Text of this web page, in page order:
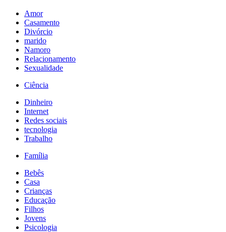
Amor
Casamento
Divórcio
marido
Namoro
Relacionamento
Sexualidade
Ciência
Dinheiro
Internet
Redes sociais
tecnologia
Trabalho
Família
Bebês
Casa
Crianças
Educação
Filhos
Jovens
Psicologia